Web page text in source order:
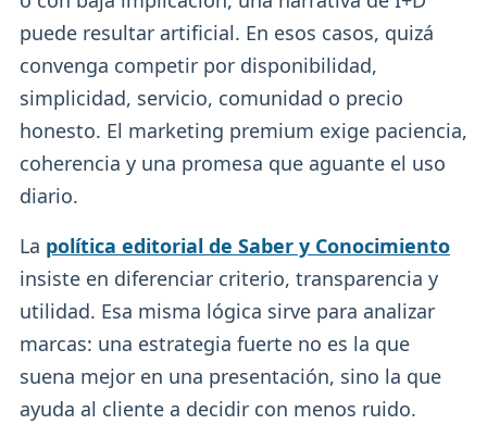
puede resultar artificial. En esos casos, quizá
convenga competir por disponibilidad,
simplicidad, servicio, comunidad o precio
honesto. El marketing premium exige paciencia,
coherencia y una promesa que aguante el uso
diario.
La política editorial de Saber y Conocimiento
insiste en diferenciar criterio, transparencia y
utilidad. Esa misma lógica sirve para analizar
marcas: una estrategia fuerte no es la que
suena mejor en una presentación, sino la que
ayuda al cliente a decidir con menos ruido.